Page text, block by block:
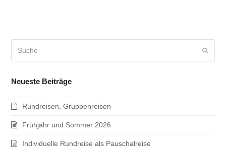
Neueste Beiträge
Rundreisen, Gruppenreisen
Frühjahr und Sommer 2026
Individuelle Rundreise als Pauschalreise